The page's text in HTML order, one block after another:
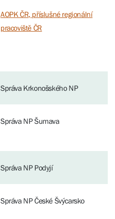
AOPK ČR, příslušné regionální
pracoviště ČR
Správa Krkonošského NP
Správa NP Šumava
Správa NP Podyjí
Správa NP České Švýcarsko